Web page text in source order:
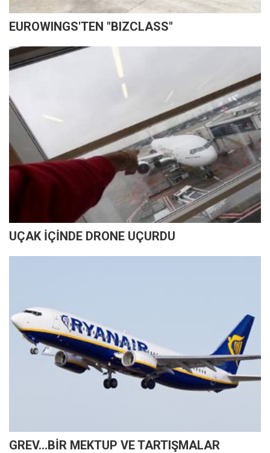
EUROWINGS'TEN "BIZCLASS"
UÇAK İÇİNDE DRONE UÇURDU
GREV...BİR MEKTUP VE TARTIŞMALAR